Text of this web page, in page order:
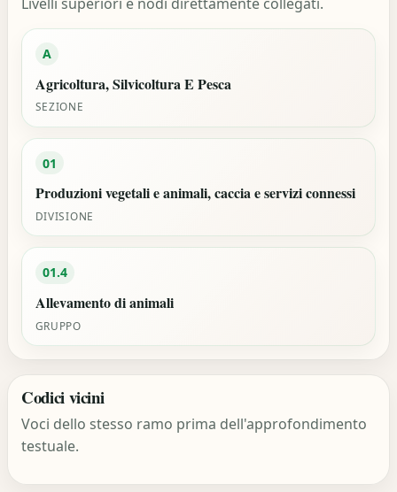
A
Agricoltura, Silvicoltura E Pesca
SEZIONE
01
Produzioni vegetali e animali, caccia e servizi connessi
DIVISIONE
01.4
Allevamento di animali
GRUPPO
Codici vicini
Voci dello stesso ramo prima dell'approfondimento
testuale.